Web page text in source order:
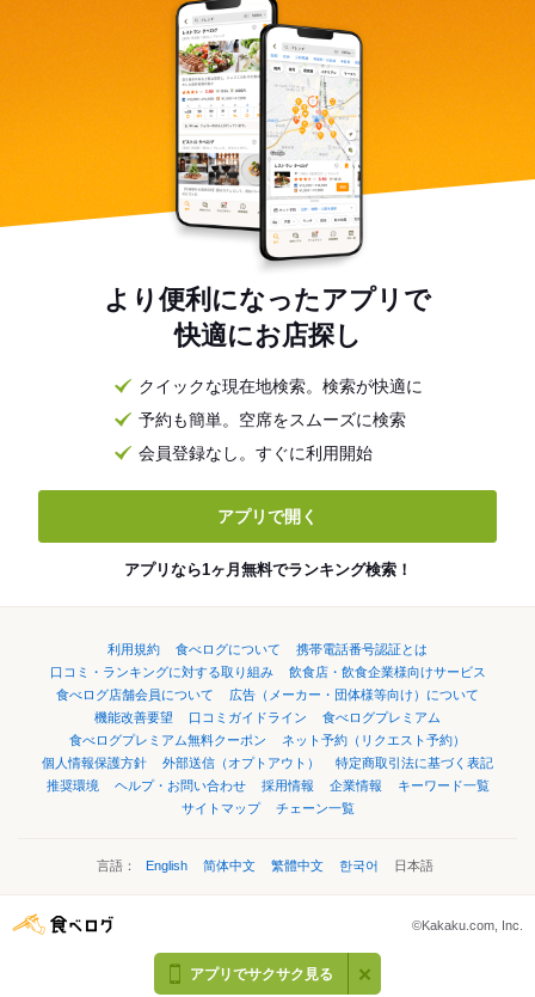
アプリでサクサク見る
より便利になったアプリで
快適にお店探し
クイックな現在地検索。検索が快適に
予約も簡単。空席をスムーズに検索
会員登録なし。すぐに利用開始
アプリで開く
アプリなら1ヶ月無料でランキング検索！
利用規約 食べログについて
携帯電話番号認証とは
口コミ・ランキングに対する取り組み
飲食店・飲食企業様向けサービス
食べログ店舗会員について
広告（メーカー・団体様等向け）について
機能改善要望
口コミガイドライン
食べログプレミアム
食べログプレミアム無料クーポン
ネット予約（リクエスト予約）
個人情報保護方針
外部送信（オプトアウト）
特定商取引法に基づく表記
推奨環境
ヘルプ・お問い合わせ 採用情報 企業情報
キーワード一覧
サイトマップ
チェーン一覧
言語： English 简体中文 繁體中文 한국어 日本語
©Kakaku.com, Inc.